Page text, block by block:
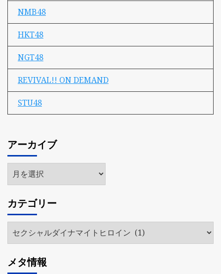
NMB48
HKT48
NGT48
REVIVAL!! ON DEMAND
STU48
アーカイブ
ア
ー
イ
ブ
カテゴリー
リ
メタ情報